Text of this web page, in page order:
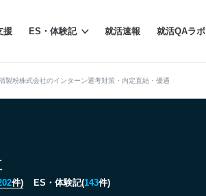
援 ES・体験記 就活速報 就活QAラボ
製粉株式会社のインターン選考対策・内定直結・優遇
件) ES・体験記(143件)